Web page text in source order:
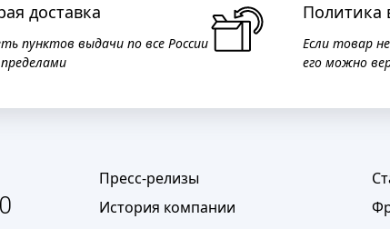
доставка
пунктов выдачи по все России
Политика
Если товар
его можно
Пресс-релизы
История компании